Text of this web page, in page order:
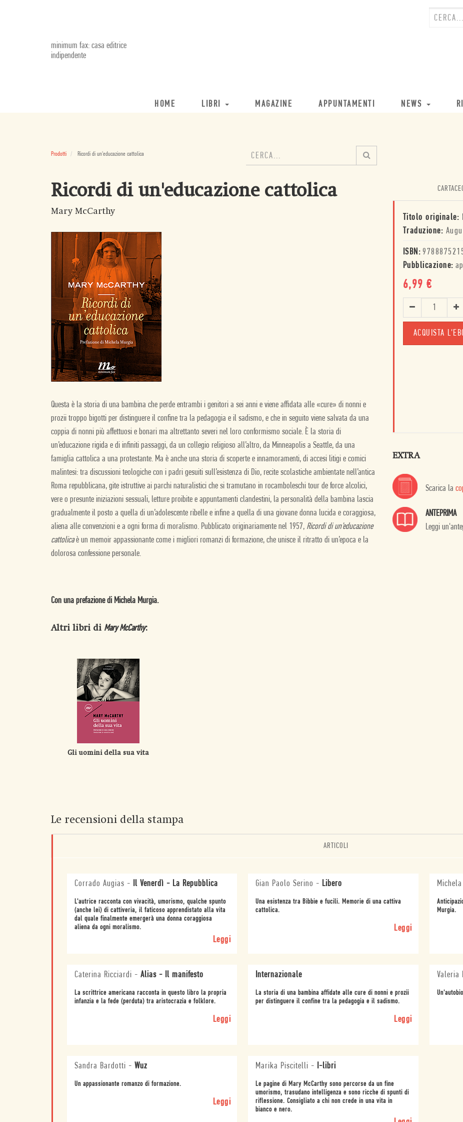
minimum fax: casa editrice
indipendente
HOME LIBRI MAGAZINE APPUNTAMENTI NEWS
Prodotti Ricordi di un'educazione cattolica
Ricordi di un'educazione cattolica
Mary McCarthy
Questa è la storia di una bambina che perde entrambi i genitori a sei anni e viene affidata alle «cure» di nonni e
prozii troppo bigotti per distinguere il confine tra la pedagogia e il sadismo, e che in seguito viene salvata da una
coppia di nonni più affettuosi e bonari ma altrettanto severi nel loro conformismo sociale. È la storia di
un’educazione rigida e di infiniti passaggi, da un collegio religioso all’altro, da Minneapolis a Seattle, da una
famiglia cattolica a una protestante. Ma è anche una storia di scoperte e innamoramenti, di accesi litigi e comici
malintesi: tra discussioni teologiche con i padri gesuiti sull’esistenza di Dio, recite scolastiche ambientate nell’antica
Roma repubblicana, gite istruttive ai parchi naturalistici che si tramutano in rocamboleschi tour de force alcolici,
vere o presunte iniziazioni sessuali, letture proibite e appuntamenti clandestini, la personalità della bambina lascia
gradualmente il posto a quella di un’adolescente ribelle e infine a quella di una giovane donna lucida e coraggiosa,
aliena alle convenzioni e a ogni forma di moralismo. Pubblicato originariamente nel 1957, Ricordi di un’educazione
cattolicaè un memoir appassionante come i migliori romanzi di formazione, che unisce il ritratto di un’epoca e la
dolorosa confessione personale.
Con una prefazione di Michela Murgia.
Titolo originale:
Traduzione:
ISBN:
Pubblicazione:
6,99 €
ACQUISTA
EXTRA
Scarica la
ANTEPRIMA
Leggi
Altri libri di Mary McCarthy:
Gli uomini della sua vita
Le recensioni della stampa
ARTICOLI
Corrado Augias - Il Venerdì - La Repubblica
L'autrice racconta con vivacità, umorismo, qualche spunto
(anche lei) di cattiveria, il faticoso apprendistato alla vita
dal quale finalmente emergerà una donna coraggiosa
aliena da ogni moralismo.
Leggi
Gian Paolo Serino - Libero
Una esistenza tra Bibbie e fucili. Memorie di una cattiva
cattolica.
Leggi
Murgia.
Caterina Ricciardi - Alias - Il manifesto
La scrittrice americana racconta in questo libro la propria
infanzia e la fede (perduta) tra aristocrazia e folklore.
Leggi
Internazionale
La storia di una bambina affidate alle cure di nonni e prozii
per distinguere il confine tra la pedagogia e il sadismo.
Leggi
Valeria
Sandra Bardotti - Wuz
Un appassionante romanzo di formazione.
Leggi
Marika Piscitelli - I-libri
Le pagine di Mary McCarthy sono percorse da un fine
umorismo, trasudano intelligenza e sono ricche di spunti di
riflessione. Consigliato a chi non crede in una vita in
bianco e nero.